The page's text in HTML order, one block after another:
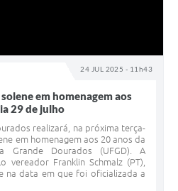
24 JUL 2025 - 11h43
em homenagem aos
29 de julho
realizará, na próxima terça-
em homenagem aos 20 anos da
Grande Dourados (UFGD). A
vereador Franklin Schmalz (PT),
na data em que foi oficializada a